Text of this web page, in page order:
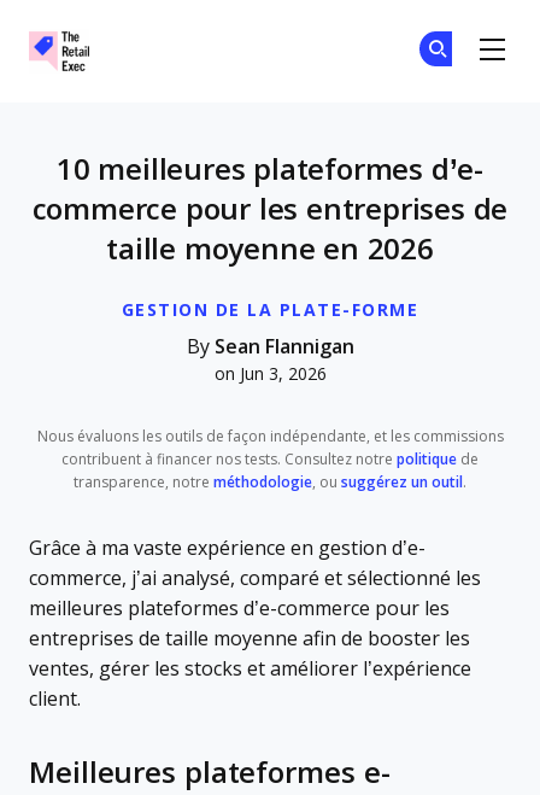
GESTION DE LA PLATE-FORME
10 meilleures plateformes d’e-
commerce pour les entreprises de
taille moyenne en 2026
By Sean Flannigan
on Jun 3, 2026
Nous évaluons les outils de façon indépendante, et les commissions
contribuent à financer nos tests. Consultez notre politique de
transparence, notre méthodologie, ou suggérez un outil .
Grâce à ma vaste expérience en gestion d’e-
commerce, j’ai analysé, comparé et sélectionné les
meilleures plateformes d’e-commerce pour les
entreprises de taille moyenne afin de booster les
ventes, gérer les stocks et améliorer l’expérience
client.
Meilleures plateformes e-